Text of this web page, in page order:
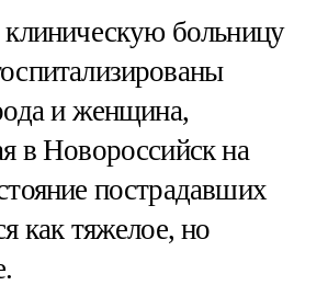
больницу
и женщина,
в Новороссийск на
пострадавших
как тяжелое, но